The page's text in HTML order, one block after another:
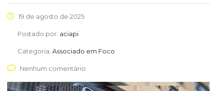
19 de agosto de 2025
Postado por: aciapi
Categoria: Associado em Foco
Nenhum comentário